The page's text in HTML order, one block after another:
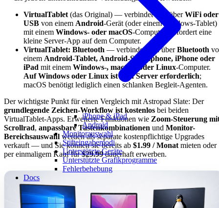
iPhone & iPad
Android
Monitorauswahl
Stifteingabemodi
Unterstützte Geräte
Unterstützte Grafikprogramme
Fehlerbehebung
Docs
VirtualTablet (das Original) — verbindet sich überWiFi oder
USB von einem Android-Gerät (oder einem Windows-Tablet)
mit einem Windows- oder macOS-Computer. Erfordert eine
kleine Server-App auf dem Computer.
VirtualTablet: Bluetooth — verbindet sich überBluetooth
einem Android-Tablet, Android-Smartphone, iPhone oder
iPad mit einem Windows-, macOS- oder Linux-Computer.
Auf Windows oder Linux ist kein Server erforderlich;
macOS benötigt lediglich einen schlanken Begleit-Agenten.
Der wichtigste Punkt für einen Vergleich mit Astropad Slate: Der
grundlegende Zeichen-Workflow ist kostenlos bei beiden
VirtualTablet-Apps. Erweiterte Funktionen wie Zoom-Steuerung
Scrollrad, anpassbare Tastenkombinationen und Monitor-
Bereichsauswahl werden als separate kostenpflichtige Upgrades
verkauft — und Sie können sie bereits ab $1.99 / Monat mieten oder
per einmaligem Kauf für$29.99dauerhaft erwerben.